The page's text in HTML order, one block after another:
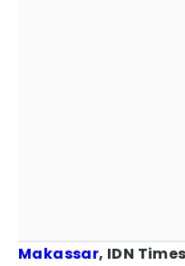
Makassar, IDN